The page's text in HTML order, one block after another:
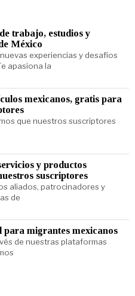
trabajo, estudios y
México
experiencias y desafíos
apasiona la
mexicanos, gratis para
que nuestros suscriptores
y productos
suscriptores
aliados, patrocinadores y
de
migrantes mexicanos
de nuestras plataformas